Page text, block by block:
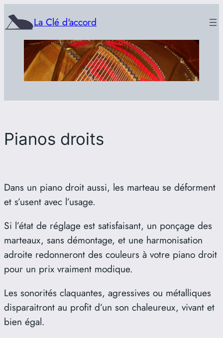
au
contenu
La Clé d'accord
Pianos droits
Dans un piano droit aussi, les marteau se déforment
et s’usent avec l’usage.
Si l’état de réglage est satisfaisant, un ponçage des
marteaux, sans démontage, et une harmonisation
adroite redonneront des couleurs à votre piano droit
pour un prix vraiment modique.
Les sonorités claquantes, agressives ou métalliques
disparaitront au profit d’un son chaleureux, vivant et
bien égal.